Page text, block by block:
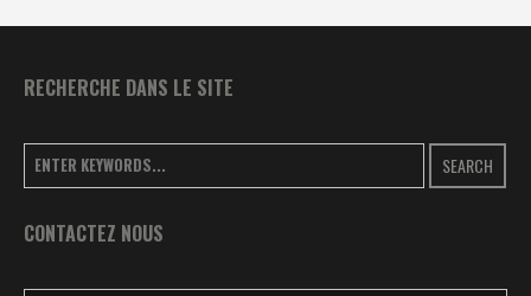
RECHERCHE DANS LE SITE
SEARCH
CONTACTEZ NOUS